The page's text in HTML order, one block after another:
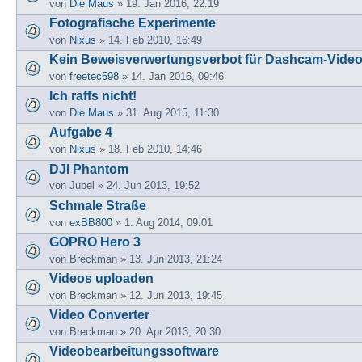
von Die Maus » 19. Jan 2016, 22:19
Fotografische Experimente
von Nixus » 14. Feb 2010, 16:49
Kein Beweisverwertungsverbot für Dashcam-
von freetec598 » 14. Jan 2016, 09:46
Ich raffs nicht!
von Die Maus » 31. Aug 2015, 11:30
Aufgabe 4
von Nixus » 18. Feb 2010, 14:46
DJI Phantom
von Jubel » 24. Jun 2013, 19:52
Schmale Straße
von exBB800 » 1. Aug 2014, 09:01
GOPRO Hero 3
von Breckman » 13. Jun 2013, 21:24
Videos uploaden
von Breckman » 12. Jun 2013, 19:45
Video Converter
von Breckman » 20. Apr 2013, 20:30
Videobearbeitungssoftware